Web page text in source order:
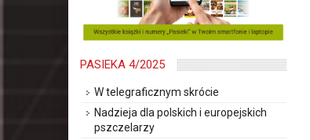
PASIEKA 4/2025
W telegraficznym skrócie
Nadzieja dla polskich i europejskich
pszczelarzy